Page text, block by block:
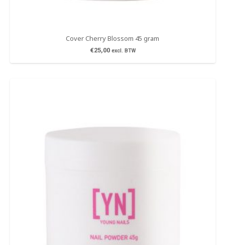
Cover Cherry Blossom 45 gram
€25,00 excl. BTW